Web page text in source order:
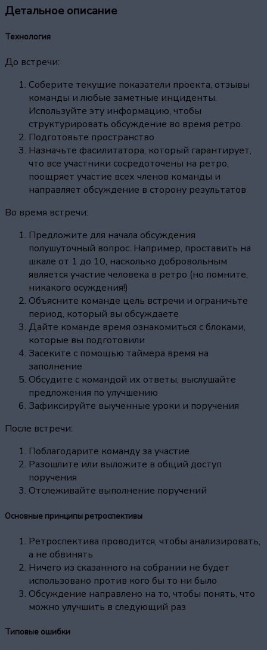
Детальное описание
Технология
До встречи:
Соберите текущие показатели проекта, отзывы
команды и любые заметные инциденты.
Используйте эту информацию, чтобы
структурировать обсуждение во время ретро.
Подготовьте пространство
Назначьте фасилитатора, который гарантирует,
что все участники сосредоточены на ретро,
поощряет участие всех членов команды и
направляет обсуждение в сторону результатов
Во время встречи:
Предложите для начала обсуждения
полушуточный вопрос. Например, проставить на
шкале от 1 до 10, насколько добровольным
является участие человека в ретро (но помните,
никакого осуждения!)
Объясните команде цель встречи и ограничьте
период, который вы обсуждаете
Дайте команде время ознакомиться с блоками,
которые вы подготовили
Засеките с помощью таймера время на
заполнение
Обсудите с командой их ответы, выслушайте
предложения по улучшению
Зафиксируйте выученные уроки и поручения
После встречи:
Поблагодарите команду за участие
Разошлите или выложите в общий доступ
поручения
Отслеживайте выполнение поручений
Основные принципы ретроспективы
Ретроспектива проводится, чтобы анализировать,
а не обвинять
Ничего из сказанного на собрании не будет
использовано против кого бы то ни было
Обсуждение направлено на то, чтобы понять, что
можно улучшить в следующий раз
Типовые ошибки